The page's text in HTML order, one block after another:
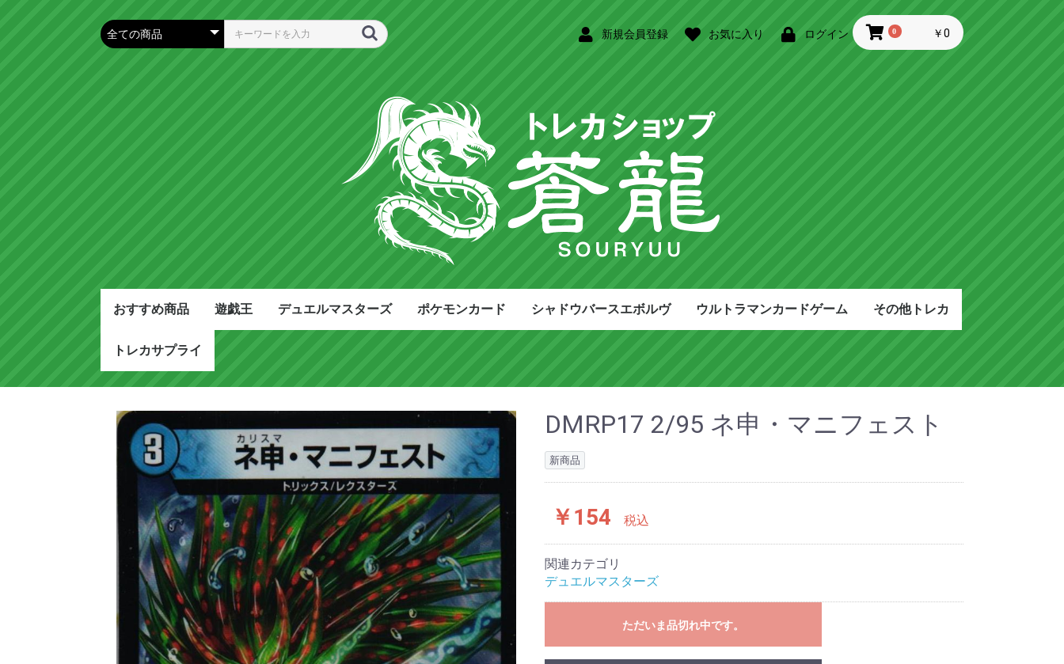
新規会員登録 お気に入り ログイン 0 ￥0
おすすめ商品 遊戯王 デュエルマスターズ ポケモンカード シャドウバースエボルヴ ウルトラマンカードゲーム その他トレカ
トレカサプライ
DMRP17 2/95 ネ申・マニフェスト
新商品
￥154 税込
関連カテゴリ
デュエルマスターズ
ただいま品切れ中です。